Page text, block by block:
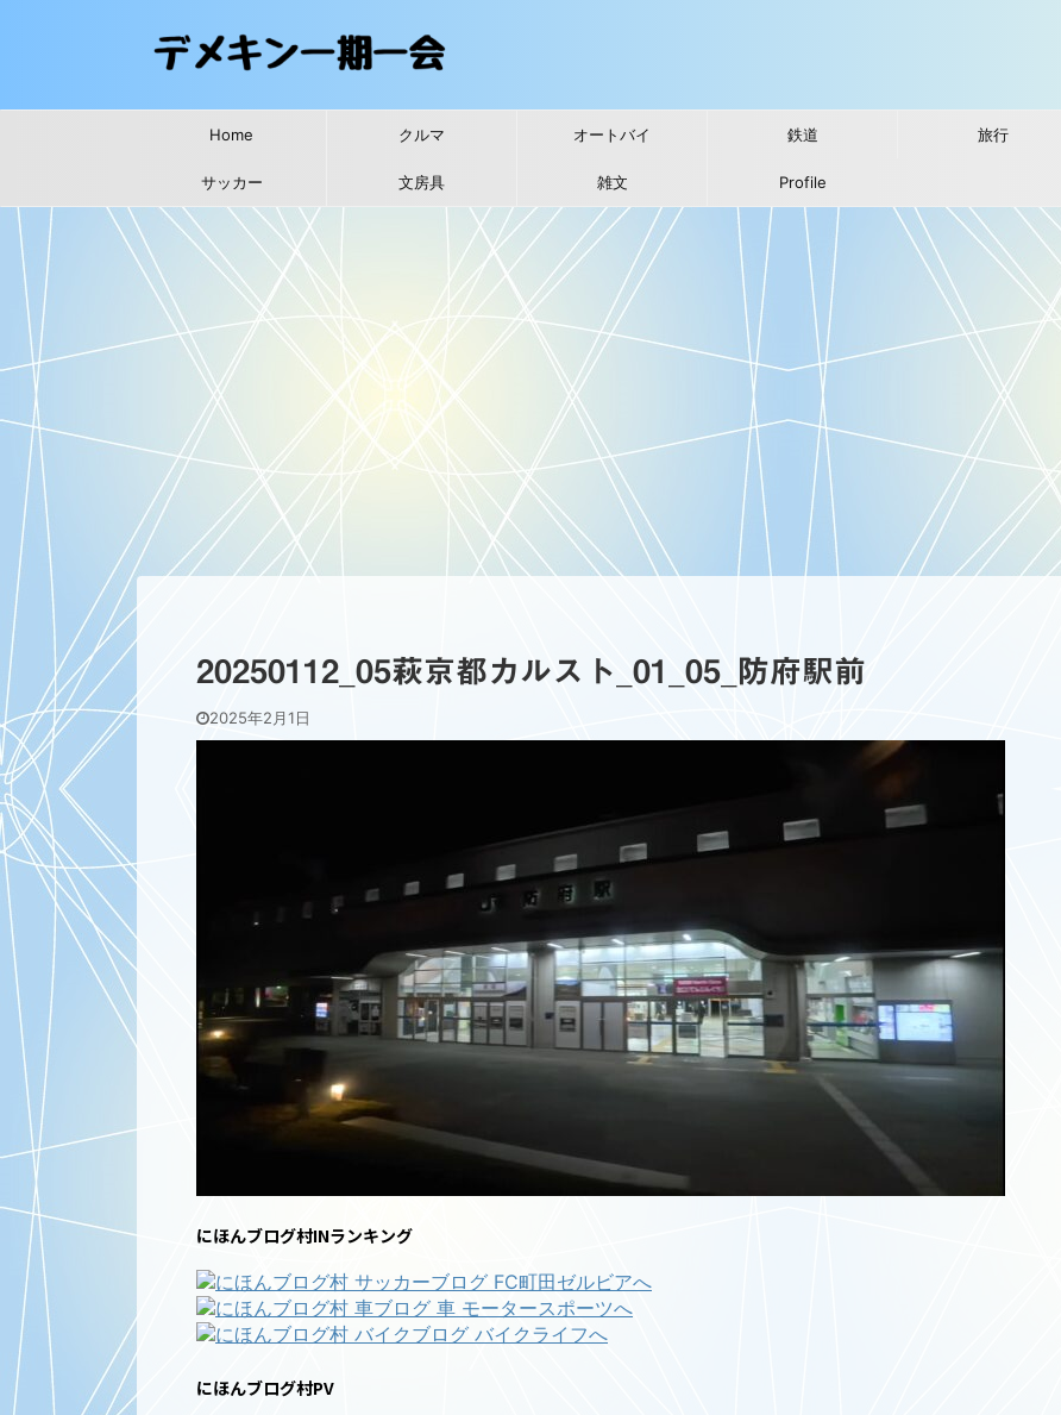
Home クルマ オートバイ 鉄道 旅行
サッカー 文房具 雑文 Profile
20250112_05萩京都カルスト_01_05_防府駅前
2025年2月1日
にほんブログ村INランキング
にほんブログ村PV